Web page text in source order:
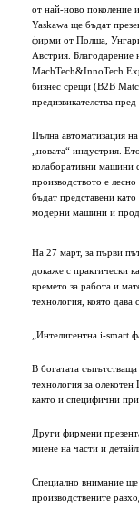
от най-ново поколение
Yaskawa ще бъдат
фирми от Полша,
Австрия. Благодарение
MachTech&InnoTech
бизнес срещи (B2B
предизвикателства
Пълна автоматизация
„новата“ индустрия.
колаборативни машини
производството е
бъдат представени
модерни машини и
На 27 март, за първи
докаже с практически
времето за работа и
технология, която дава
„Интелигентна i-smart
В богатата
технология за
както и специфични
Други фирмени
миене на части и
Специално внимание ще
производствените